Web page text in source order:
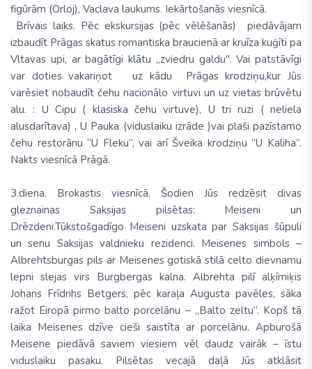
figūrām (Orloj), Vac­la­va laukums. Iekārtošanās vies­nīcā.
Brīvais laiks. Pēc ekskursijas (pēc vēlēšanās)
piedāvājam
izbaudīt Prāgas skatus romantiska braucienā ar kruīza kuģīti pa
Vltavas upi, ar bagātīgi klātu „zviedru galdu". Vai patstāvīgi
var doties vakariņot uz kādu Prāgas krodziņu,kur Jūs
varēsiet nobaudīt čehu nacionālo virtuvi un uz vietas brūvētu
alu. : U Cipu ( klasiska čehu virtuve), U tri ruzi ( neliela
alusdarītava) , U Pauka (viduslaiku izrāde )vai plaši pazīs­tamo
čehu restorānu “U Fleku”, vai arī Šveika kro­dziņu “U Kaliha”.
Nakts viesnīcā Prāgā.
3.diena. Brokastis viesnīcā. Šodien Jūs redzēsit divas
gleznainas Saksijas pilsētas: Meiseni un
Drēzdeni.Tūkstošgadīgo Meiseni uzskata par Saksijas šūpuli
un senu Saksijas valdnieku rezidenci. Meisenes simbols –
Albrehtsburgas pils ar Meisenes gotiskā stilā celto dievnamu
lepni slejas virs Burgbergas kalna. Albrehta pilī alķīmiķis
Johans Frīdrihs Betgers, pēc karaļa Augusta pavēles, sāka
ražot Eiropā pirmobalto porcelānu – „Balto zeltu”. Kopš tā
laika Meisenes dzīve cieši saistīta ar porcelānu. Apburošā
Meisene piedāvā saviem viesiem vēl daudz vairāk – īstu
viduslaiku pasaku. Pilsētas vecajā daļā Jūs atklāsit